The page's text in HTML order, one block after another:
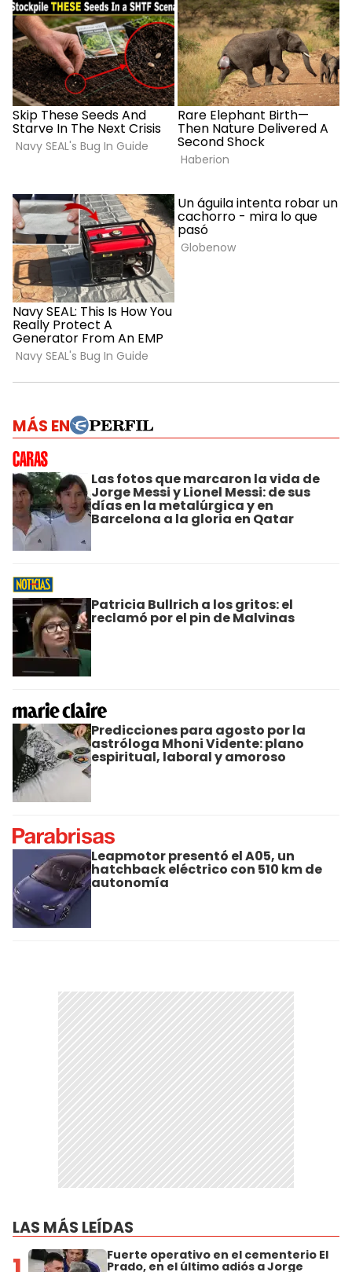
MÁS EN
Las fotos que marcaron la vida de
Jorge Messi y Lionel Messi: de sus
días en la metalúrgica y en
Barcelona a la gloria en Qatar
Patricia Bullrich a los gritos: el
reclamó por el pin de Malvinas
Predicciones para agosto por la
astróloga Mhoni Vidente: plano
espiritual, laboral y amoroso
Leapmotor presentó el A05, un
hatchback eléctrico con 510 km de
autonomía
LAS MÁS LEÍDAS
Fuerte operativo en el cementerio El
Prado, en el último adiós a Jorge